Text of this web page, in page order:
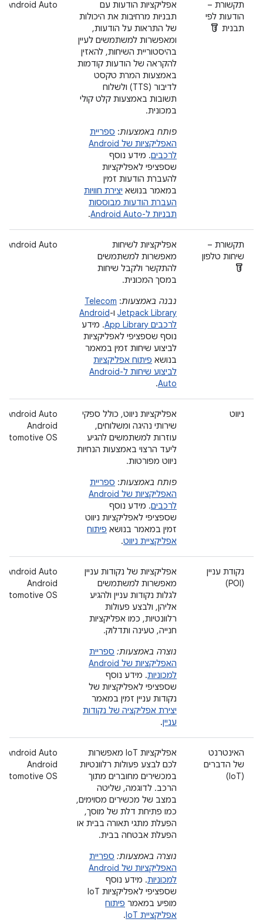
תקשורת –
הודעות לפי
תבנית Labs
אפליקציות הודעות עם
תבניות מרחיבות את היכולות
של התראות על הודעות,
ומאפשרות למשתמשים לעיין
בהיסטוריית השיחות, להאזין
להקראה של הודעות קודמות
באמצעות המרת טקסט
לדיבור (TTS) ולשלוח
תשובות באמצעות קלט קולי
במכונית.
פותח באמצעות: ספריית
האפליקציות של Android
לרכבים. מידע נוסף
שספציפי לאפליקציות
להעברת הודעות זמין
במאמר בנושא יצירת חוויות
העברת הודעות מבוססות
תבניות ל-Android Auto
.
Android Auto
תקשורת –
שיחות טלפון
Labs
אפליקציות לשיחות
מאפשרות למשתמשים
להתקשר ולקבל שיחות
במסך המכונית.
נבנה באמצעות:
Telecom
Jetpack Library ו-Android
לרכבים App Library
. מידע
נוסף שספציפי לאפליקציות
לביצוע שיחות זמין במאמר
בנושא פיתוח אפליקציות
לביצוע שיחות ל-Android
Auto
.
Android Auto
ניווט
אפליקציות ניווט, כולל ספקי
שירותי נהיגה ומשלוחים,
עוזרות למשתמשים להגיע
ליעד הרצוי באמצעות הנחיות
ניווט מפורטות.
פותח באמצעות: ספריית
האפליקציות של Android
לרכבים. מידע נוסף
שספציפי לאפליקציות ניווט
זמין במאמר בנושא פיתוח
אפליקציית ניווט.
Android
OS
נקודת עניין
(POI)
אפליקציות של נקודות עניין
מאפשרות למשתמשים
לגלות נקודות עניין ולהגיע
אליהן, ולבצע פעולות
רלוונטיות, כמו אפליקציות
חנייה, טעינה ותדלוק.
נוצרה באמצעות: ספריית
האפליקציות של Android
למכוניות. מידע נוסף
שספציפי לאפליקציות של
נקודות עניין זמין במאמר
יצירת אפליקציה של נקודות
עניין.
Android
OS
האינטרנט
של הדברים
(IoT)
אפליקציות IoT מאפשרות
לכם לבצע פעולות רלוונטיות
במכשירים מחוברים מתוך
הרכב. לדוגמה, שליטה
במצב של מכשירים מסוימים,
כמו פתיחת דלת של מוסך,
הפעלת מתגי תאורה בבית או
הפעלת אבטחה בבית.
נוצרה באמצעות: ספריית
האפליקציות של Android
למכוניות. מידע נוסף
שספציפי לאפליקציות IoT
מופיע במאמר פיתוח
אפליקציית IoT
.
Android
OS